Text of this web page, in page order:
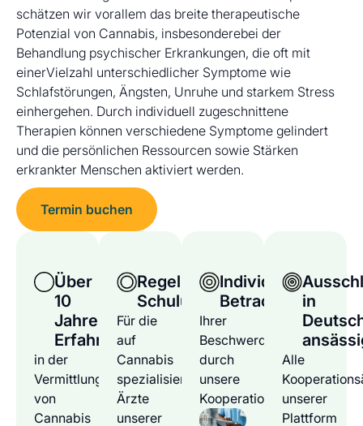
schätzen wir vorallem das breite therapeutische
Potenzial von Cannabis, insbesonderebei der
Behandlung psychischer Erkrankungen, die oft mit
einerVielzahl unterschiedlicher Symptome wie
Schlafstörungen, Ängsten, Unruhe und starkem Stress
einhergehen. Durch individuell zugeschnittene
Therapien können verschiedene Symptome gelindert
und die persönlichen Ressourcen sowie Stärken
erkrankter Menschen aktiviert werden.
Termin buchen
Über
10
Jahre
Erfahrung
in der
Vermittlung
von
Cannabis
Regelmäßige
Schulungen
Für die
auf
Cannabis
spezialisierten
Ärzte
unserer
Individuelle
Betrachtung
Ihrer
Beschwerden
durch
unsere
Kooperationsärzte
in
Alle
unserer
Plattform